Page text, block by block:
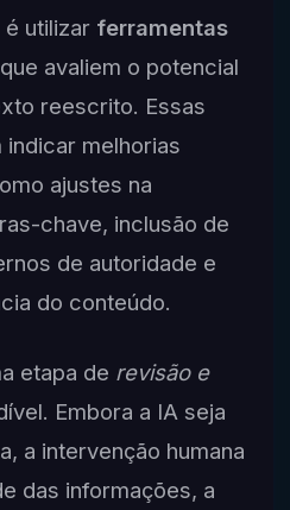
é utilizar ferramentas
avaliem o potencial
reescrito. Essas
melhorias
ajustes na
chave, inclusão de
de autoridade e
do conteúdo.
etapa de revisão e
Embora a IA seja
a intervenção humana
das informações, a